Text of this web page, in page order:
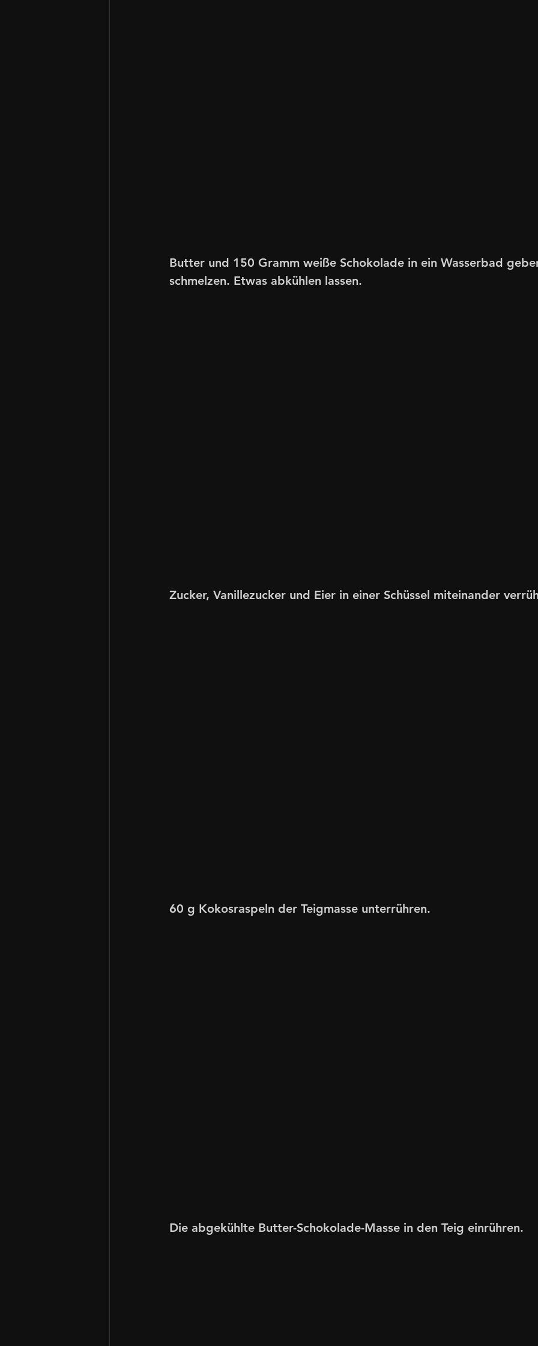
Butter und 150 Gramm weiße Schokolade in ein Wasserbad
schmelzen. Etwas abkühlen lassen.
Zucker, Vanillezucker und Eier in einer Schüssel miteinander
60 g Kokosraspeln der Teigmasse unterrühren.
Die abgekühlte Butter-Schokolade-Masse in den Teig einrühren.